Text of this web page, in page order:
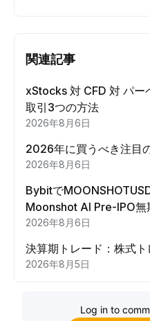
関連記事
xStocks 対 CFD 対 パ
取引3つの方法
2026年8月6日
2026年に買うべき注目
2026年8月6日
Bybitで
Moonshot AI Pre-IPO無
2026年8月6日
決算期トレード：株式
2026年8月5日
Log in to